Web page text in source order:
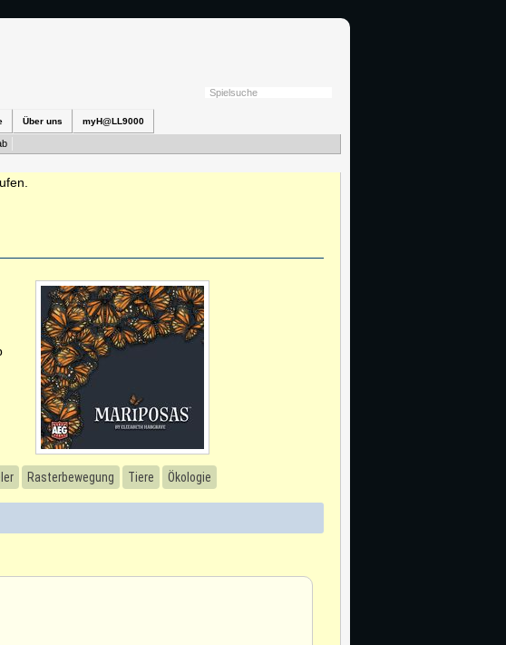
Über uns myH@LL9000
Rasterbewegung Tiere Ökologie